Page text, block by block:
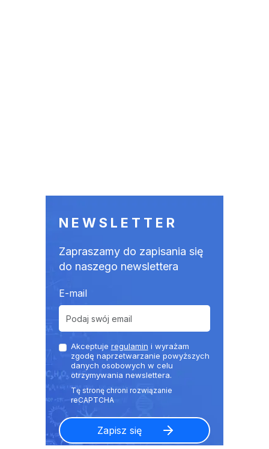
NEWSLETTER
Zapraszamy do zapisania się
do naszego newslettera
E-mail
Akceptuje regulamin i wyrażam
zgodę naprzetwarzanie powyższych
danych osobowych w celu
otrzymywania newslettera.